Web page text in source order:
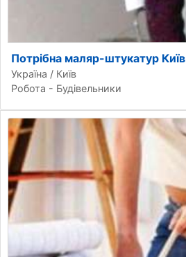
Потрібна маляр-штукатур Київ
Україна / Київ
Робота - Будівельники